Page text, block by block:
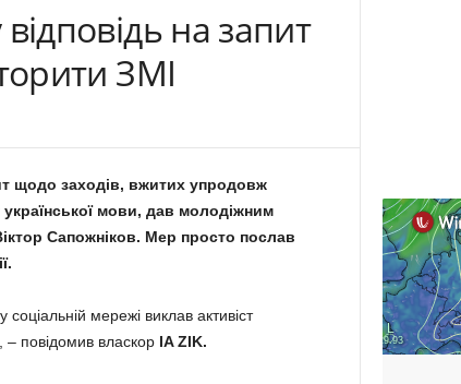
на запит
ЗМІ
щодо заходів, вжитих упродовж
мови, дав молодіжним
Сапожніков. Мер просто послав
мережі виклав активіст
– повідомив власкор IA ZIK.